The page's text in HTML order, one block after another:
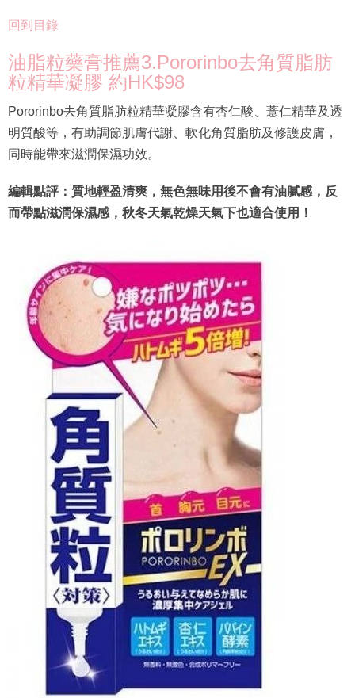
回到目錄
油脂粒藥膏推薦3.Pororinbo去角質脂肪
粒精華凝膠 約HK$98
Pororinbo去角質脂肪粒精華凝膠含有杏仁酸、薏仁精華及透
明質酸等，有助調節肌膚代謝、軟化角質脂肪及修護皮膚，
同時能帶來滋潤保濕功效。
編輯點評：質地輕盈清爽，無色無味用後不會有油膩感，反
而帶點滋潤保濕感，秋冬天氣乾燥天氣下也適合使用！